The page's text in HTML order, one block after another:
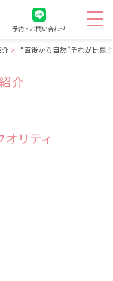
予約・お問い合わせ
“直後から自然”それが比嘉
介
リティ